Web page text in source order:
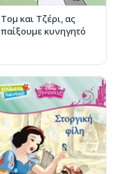
Τομ και Τζέρι, ας
παίξουμε κυνηγητό